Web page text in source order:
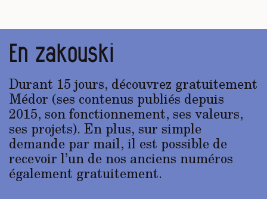
En zakouski
Durant 15 jours, découvrez gratuitement
Médor (ses contenus publiés depuis
2015, son fonctionnement, ses valeurs,
ses projets). En plus, sur simple
demande par mail, il est possible de
recevoir l’un de nos anciens numéros
également gratuitement.